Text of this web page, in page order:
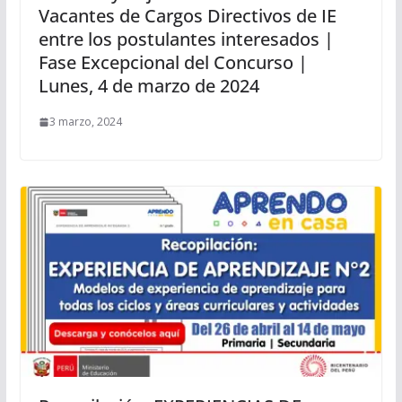
Vacantes de Cargos Directivos de IE
entre los postulantes interesados |
Fase Excepcional del Concurso |
Lunes, 4 de marzo de 2024
3 marzo, 2024